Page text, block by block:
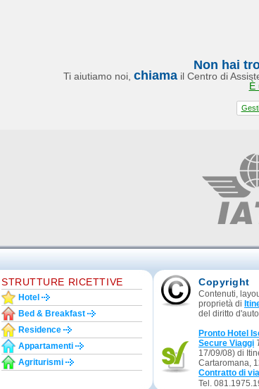
Non hai
Ti aiutiamo noi, chiamail Centro di
È
STRUTTURE RICETTIVE
Hotel
Bed & Breakfast
Residence
Appartamenti
Agriturismi
Copyright
Contenuti,
proprietà di
del diritto
Pronto Hotel
Secure Viaggi
17/09/08) di
Cartaromana,
Contratto di
Tel.